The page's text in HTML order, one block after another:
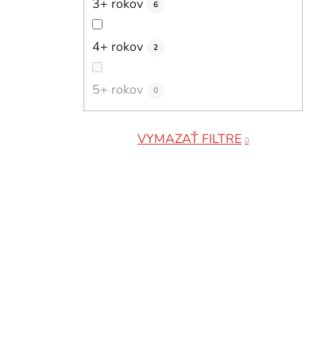
3+ rokov 6
4+ rokov 2
5+ rokov 0
VYMAZAŤ FILTRE